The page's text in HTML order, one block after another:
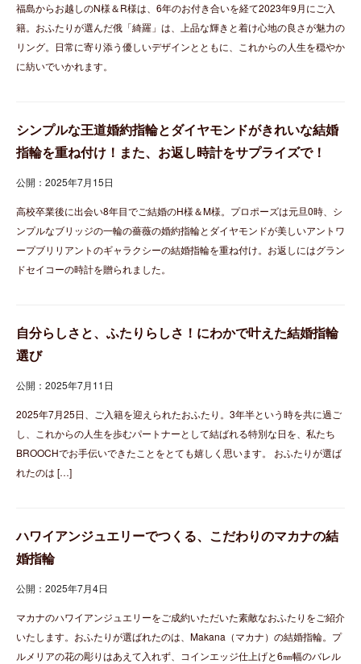
福島からお越しのN様＆R様は、6年のお付き合いを経て2023年9月にご入
籍。おふたりが選んだ俄「綺羅」は、上品な輝きと着け心地の良さが魅力の
リング。日常に寄り添う優しいデザインとともに、これからの人生を穏やか
に紡いでいかれます。
シンプルな王道婚約指輪とダイヤモンドがきれいな結婚
指輪を重ね付け！また、お返し時計をサプライズで！
公開：2025年7月15日
高校卒業後に出会い8年目でご結婚のH様＆M様。プロポーズは元旦0時、シ
ンプルなブリッジの一輪の薔薇の婚約指輪とダイヤモンドが美しいアントワ
ープブリリアントのギャラクシーの結婚指輪を重ね付け。お返しにはグラン
ドセイコーの時計を贈られました。
自分らしさと、ふたりらしさ！にわかで叶えた結婚指輪
選び
公開：2025年7月11日
2025年7月25日、ご入籍を迎えられたおふたり。3年半という時を共に過ご
し、これからの人生を歩むパートナーとして結ばれる特別な日を、私たち
BROOCHでお手伝いできたことをとても嬉しく思います。 おふたりが選ば
れたのは […]
ハワイアンジュエリーでつくる、こだわりのマカナの結
婚指輪
公開：2025年7月4日
マカナのハワイアンジュエリーをご成約いただいた素敵なおふたりをご紹介
いたします。おふたりが選ばれたのは、Makana（マカナ）の結婚指輪。プ
ルメリアの花の彫りはあえて入れず、コインエッジ仕上げと6㎜幅のバレル